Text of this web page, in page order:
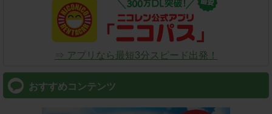
⇒ アプリなら最短3分スピード出発！
おすすめコンテンツ